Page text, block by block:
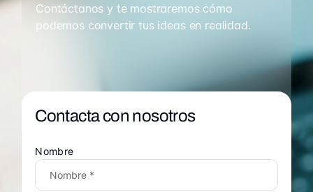
Contáctanos y te mostraremos cómo
podemos convertir tus ideas en realidad.
Contacta con nosotros
Nombre